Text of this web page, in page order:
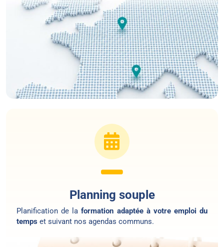
Planning souple
Planification de laformation adaptée à votre emploi du
temps et suivant nos agendas communs.